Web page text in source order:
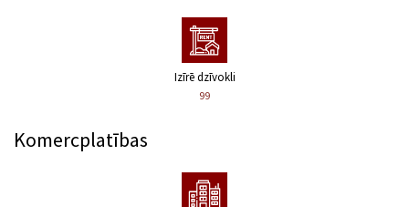
Izīrē dzīvokli
99
Komercplatības